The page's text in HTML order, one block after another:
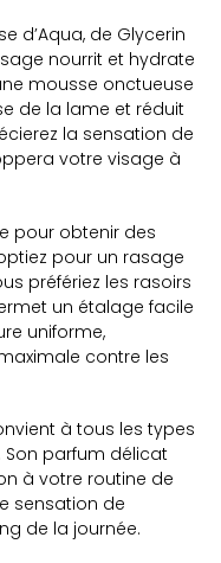
d’Aqua, de Glycerin
nourrit et hydrate
mousse onctueuse
de la lame et réduit
la sensation de
votre visage à
pour obtenir des
pour un rasage
préfériez les rasoirs
un étalage facile
uniforme,
contre les
à tous les types
Son parfum délicat
à votre routine de
sensation de
de la journée.